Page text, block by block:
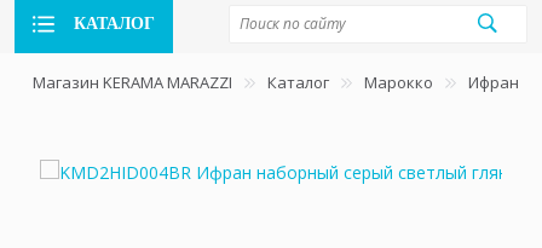
КАТАЛОГ
Магазин KERAMA MARAZZI Каталог Марокко Ифран